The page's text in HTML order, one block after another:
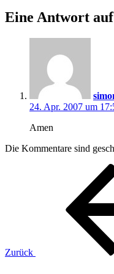
Eine Antwort
24. Apr. 2007 um
Amen
Die Kommentare sind
Zurück